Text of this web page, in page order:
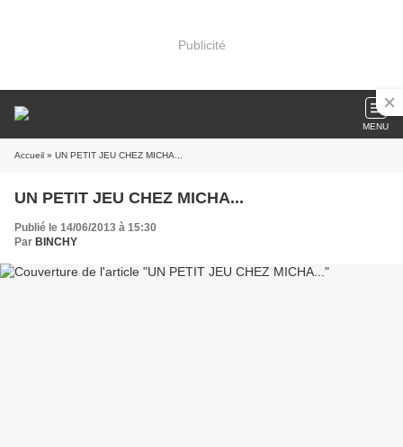
Publicité
MENU
Accueil » UN PETIT JEU CHEZ MICHA...
UN PETIT JEU CHEZ MICHA...
Publié le 14/06/2013 à 15:30
Par BINCHY